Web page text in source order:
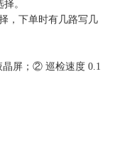
。
，下单时有几路写几
晶屏；② 巡检速度 0.1